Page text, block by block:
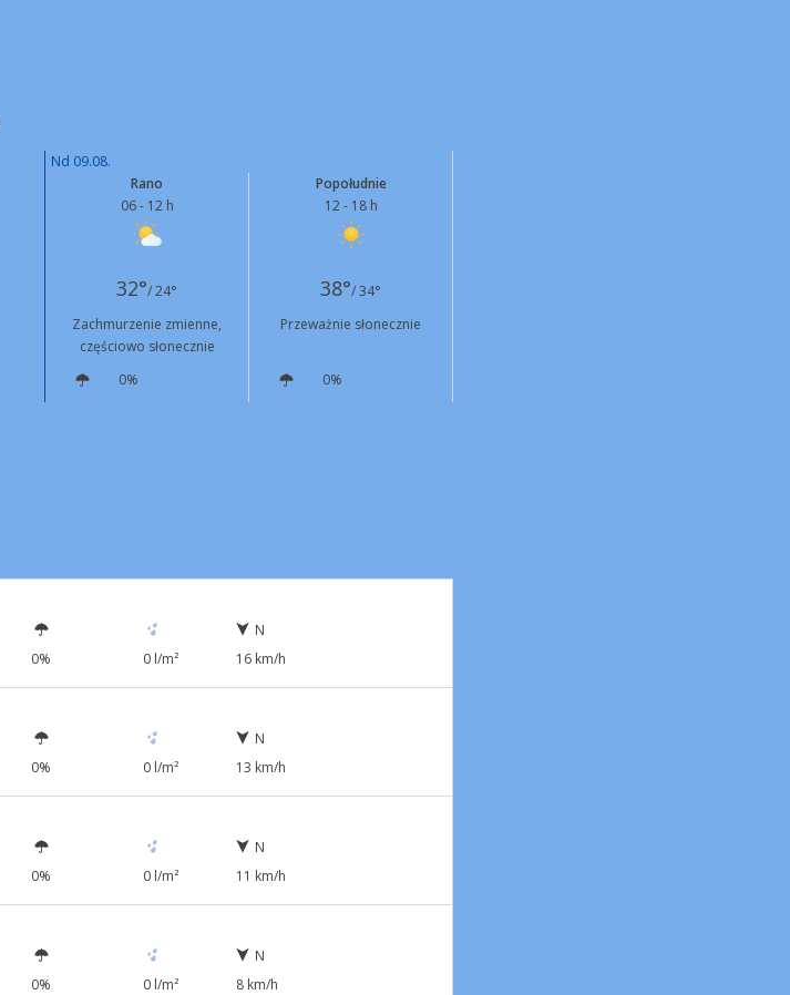
Nd 09.08.
Rano
06 - 12 h
Popołudnie
12 - 18 h
32°/ 24° 38°/ 34°
Zachmurzenie zmienne,
częściowo słonecznie
Przeważnie słonecznie
0%
0%
0% 0 l/m²
N
16 km/h
0% 0 l/m²
N
13 km/h
0% 0 l/m²
N
11 km/h
0% 0 l/m²
N
8 km/h